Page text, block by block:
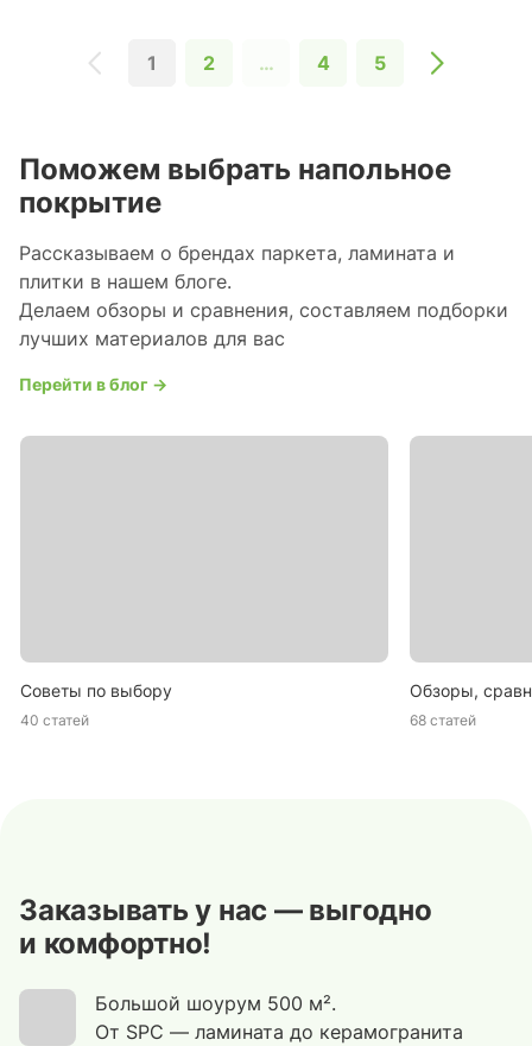
1 2 … 4 5
Поможем выбрать напольное
покрытие
Рассказываем о брендах паркета, ламината и
плитки в нашем блоге.
Делаем обзоры и сравнения, составляем подборки
лучших материалов для вас
Перейти в блог →
Советы по выбору
40 статей
Обзоры,
68 статей
Заказывать у нас — выгодно
и комфортно!
Большой шоурум 500 м².
От SPC — ламината до керамогранита